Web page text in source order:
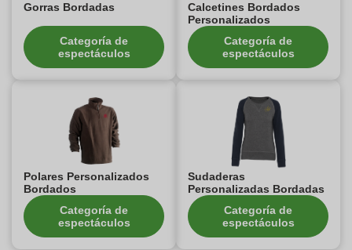
Gorras Bordadas
Categoría de
espectáculos
Calcetines Bordados
Personalizados
Categoría de
espectáculos
Polares Personalizados
Bordados
Categoría de
espectáculos
Sudaderas
Personalizadas Bordadas
Categoría de
espectáculos